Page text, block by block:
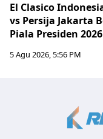
El Clasico
vs Persija Jakarta
Piala Presiden 2026
5 Agu 2026, 5:56 PM